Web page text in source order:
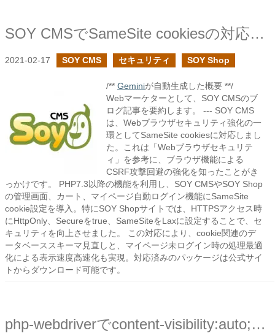
SOY CMSでSameSite cookiesの対応を追加しました
2021-02-17 SOY CMS セキュリティ SOY Shop
/** Geminiが自動生成した概要 **/
Webマーケターとして、SOY CMSのブ
ログ記事を要約します。 --- SOY CMS
は、Webブラウザセキュリティ強化の一
環としてSameSite cookiesに対応しまし
た。これは「Webブラウザセキュリテ
ィ」を参考に、ブラウザ機能による
CSRF攻撃回避の強化を知ったことがき
っかけです。 PHP7.3以降の機能を利用し、SOY CMSやSOY Shop
の管理画面、カート、マイページ自動ログイン機能にSameSite
cookie設定を導入。特にSOY Shopサイトでは、HTTPSアクセス時
にHttpOnly、Secureをtrue、SameSiteをLaxに設定することで、セ
キュリティを向上させました。 この対応により、cookie関連のデ
ータベーススキーマ見直しと、マイページ未ログイン時の処理最適
化による表示速度高速化も実現。対応済みのパッケージは公式サイ
トからダウンロード可能です。
php-webdriverでcontent-visibility:auto;を利用しているページのリンクをクリックする